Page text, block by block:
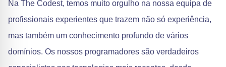
Na The Codest, temos muito orgulho na nossa equipa de
profissionais experientes que trazem não só experiência,
mas também um conhecimento profundo de vários
domínios. Os nossos programadores são verdadeiros